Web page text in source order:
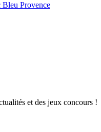
Bleu Provence
et des jeux concours !